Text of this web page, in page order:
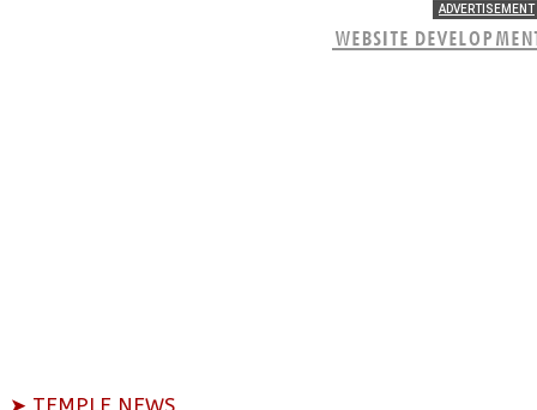
ADVERTISEMENT
WEBSITE
➤ TEMPLE NEWS